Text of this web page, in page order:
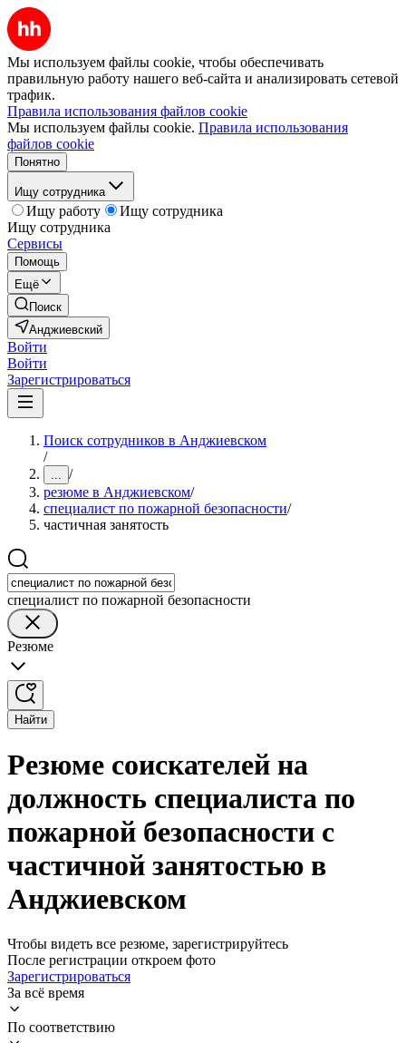
Мы используем файлы cookie, чтобы обеспечивать
правильную работу нашего веб-сайта и анализировать сетевой
трафик.
Правила использования файлов cookie
Мы используем файлы cookie. Правила использования
файлов cookie
Понятно
Ищу сотрудника
Ищу работу
Ищу сотрудника
Ищу сотрудника
Сервисы
Помощь
Ещё
Поиск
Анджиевский
Войти
Войти
Зарегистрироваться
Поиск сотрудников в Анджиевском
/
... /
резюме в Анджиевском/
специалист по пожарной безопасности/
частичная занятость
специалист по пожарной безопасности
Резюме
Найти
Резюме соискателей на
должность специалиста по
пожарной безопасности с
частичной занятостью в
Анджиевском
Чтобы видеть все резюме, зарегистрируйтесь
После регистрации откроем фото
Зарегистрироваться
За всё время
По соответствию